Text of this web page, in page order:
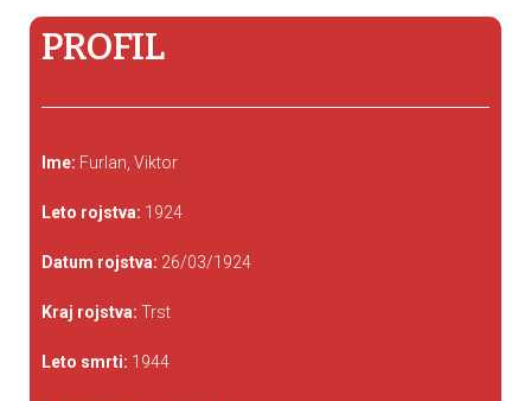
PROFIL
Ime: Furlan, Viktor
Leto rojstva: 1924
Datum rojstva: 26/03/1924
Kraj rojstva: Trst
Leto smrti: 1944